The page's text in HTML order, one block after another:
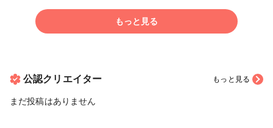
もっと見る
公認クリエイター もっと見る
まだ投稿はありません